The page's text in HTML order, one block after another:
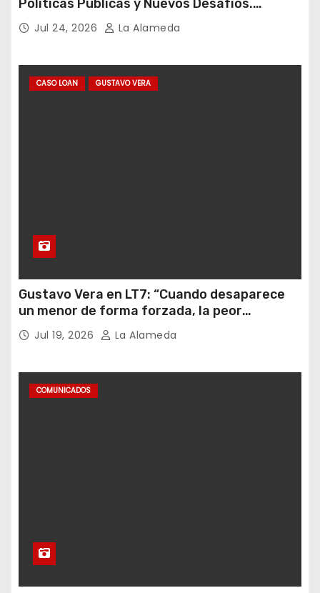
Políticas Públicas y Nuevos Desafíos.
Argentina y el Mundo – Julio 2026
Jul 24, 2026 La Alameda
CASO LOAN GUSTAVO VERA
Gustavo Vera en LT7: “Cuando desaparece
un menor de forma forzada, la peor
hipótesis es trata, y así debe seguir
caratulado el caso Loan”
Jul 19, 2026 La Alameda
COMUNICADOS